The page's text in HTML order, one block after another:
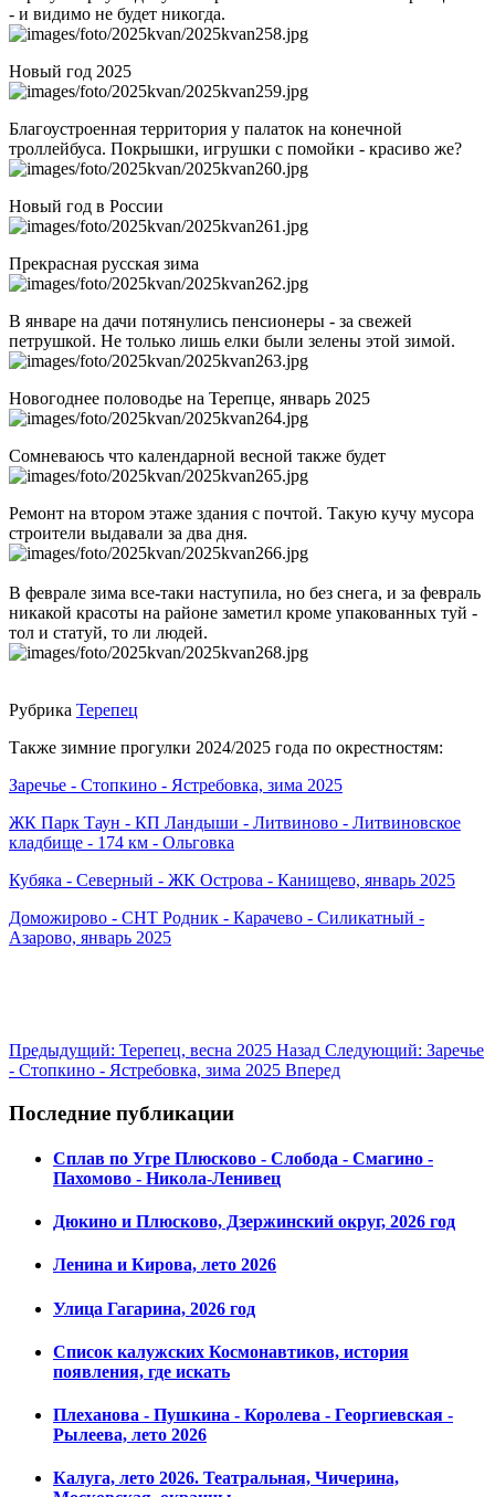
- и видимо не будет никогда.
Новый год 2025
Благоустроенная территория у палаток на конечной
троллейбуса. Покрышки, игрушки с помойки - красиво же?
Новый год в России
Прекрасная русская зима
В январе на дачи потянулись пенсионеры - за свежей
петрушкой. Не только лишь елки были зелены этой зимой.
Новогоднее половодье на Терепце, январь 2025
Сомневаюсь что календарной весной также будет
Ремонт на втором этаже здания с почтой. Такую кучу мусора
строители выдавали за два дня.
В феврале зима все-таки наступила, но без снега, и за февраль
никакой красоты на районе заметил кроме упакованных туй -
тол и статуй, то ли людей.
Рубрика Терепец
Также зимние прогулки 2024/2025 года по окрестностям:
Заречье - Стопкино - Ястребовка, зима 2025
ЖК Парк Таун - КП Ландыши - Литвиново - Литвиновское
кладбище - 174 км - Ольговка
Кубяка - Северный - ЖК Острова - Канищево, январь 2025
Доможирово - СНТ Родник - Карачево - Силикатный -
Азарово, январь 2025
Предыдущий: Терепец, весна 2025 Назад Следующий: Заречье
- Стопкино - Ястребовка, зима 2025 Вперед
Последние публикации
Сплав по Угре Плюсково - Слобода - Смагино -
Пахомово - Никола-Ленивец
Дюкино и Плюсково, Дзержинский округ, 2026 год
Ленина и Кирова, лето 2026
Улица Гагарина, 2026 год
Список калужских Космонавтиков, история
появления, где искать
Плеханова - Пушкина - Королева - Георгиевская -
Рылеева, лето 2026
Калуга, лето 2026. Театральная, Чичерина,